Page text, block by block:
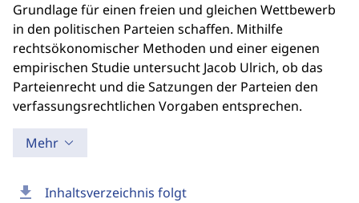
download Inhaltsverzeichnis folgt
Grundlage für einen freien und gleichen Wettbewerb
in den politischen Parteien schaffen. Mithilfe
rechtsökonomischer Methoden und einer eigenen
empirischen Studie untersucht Jacob Ulrich, ob das
Parteienrecht und die Satzungen der Parteien den
verfassungsrechtlichen Vorgaben entsprechen.
Mehr